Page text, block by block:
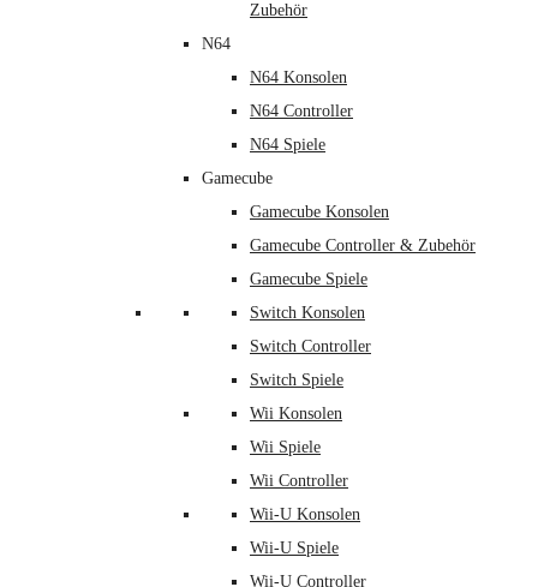
Zubehör
N64
N64 Konsolen
N64 Controller
N64 Spiele
Gamecube
Gamecube Konsolen
Gamecube Controller & Zubehör
Gamecube Spiele
Switch Konsolen
Switch Controller
Switch Spiele
Wii Konsolen
Wii Spiele
Wii Controller
Wii-U Konsolen
Wii-U Spiele
Wii-U Controller